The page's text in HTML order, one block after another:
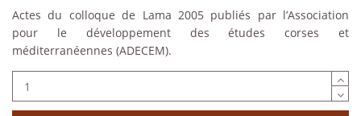
Actes du colloque de Lama 2005 publiés par l’Association
pour le développement des études corses et
méditerranéennes (ADECEM).